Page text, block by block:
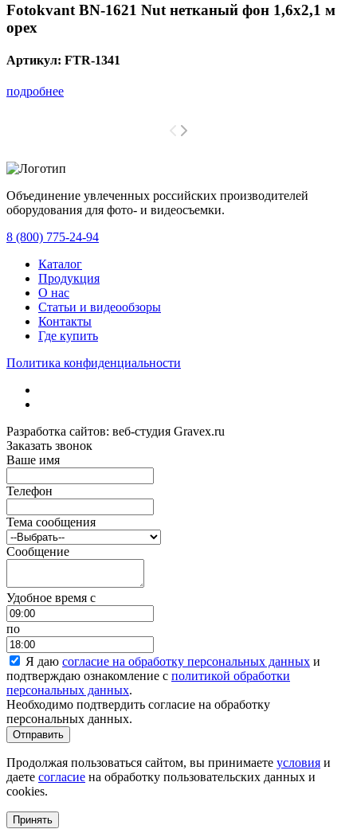
Fotokvant BN-1621 Nut нетканый фон 1,6х2,1 м
орех
Артикул: FTR-1341
подробнее
Объединение увлеченных российских производителей
оборудования для фото- и видеосъемки.
8 (800) 775-24-94
Каталог
Продукция
О нас
Статьи и видеообзоры
Контакты
Где купить
Политика конфиденциальности
Разработка сайтов: веб-студия Gravex.ru
Заказать звонок
Ваше имя
Телефон
Тема сообщения
Сообщение
Удобное время c
по
Я даю согласие на обработку персональных данных и
подтверждаю ознакомление с политикой обработки
персональных данных.
Необходимо подтвердить согласие на обработку
персональных данных.
Отправить
Продолжая пользоваться сайтом, вы принимаете условия и
даете согласие на обработку пользовательских данных и
cookies.
Принять